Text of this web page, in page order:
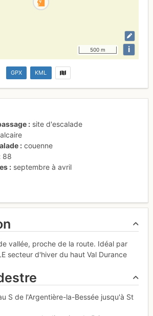
500 m i
GPX KML
site d'escalade
couenne
88
septembre à avril
vallée, proche de la route. Idéal par
secteur d'hiver du haut Val Durance
S de l'Argentière-la-Bessée jusqu'à St